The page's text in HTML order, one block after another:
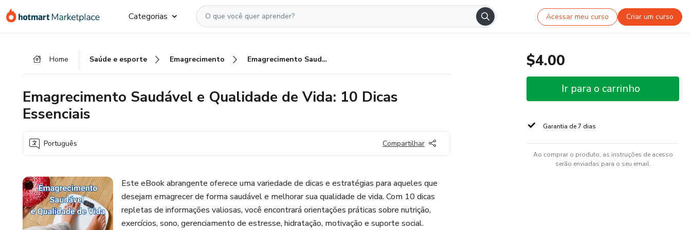
para
para
para
Categorias Acessar meu curso Criar um curso
Home Saúde e esporte Emagrecimento Emagrecimento Saudável e Qualidade de Vida: 10 Dicas Essenciais
Emagrecimento Saudável e Qualidade de Vida: 10 Dicas
Essenciais
Português Compartilhar
Este eBook abrangente oferece uma variedade de dicas e estratégias para aqueles que
desejam emagrecer de forma saudável e melhorar sua qualidade de vida. Com 10 dicas
repletas de informações valiosas, você encontrará orientações práticas sobre nutrição,
exercícios, sono, gerenciamento de estresse, hidratação, motivação e suporte social.
$4.00
Ir para o carrinho
Garantia de 7 dias
Ao comprar o produto, as instruções de acesso
serão enviadas para o seu email.